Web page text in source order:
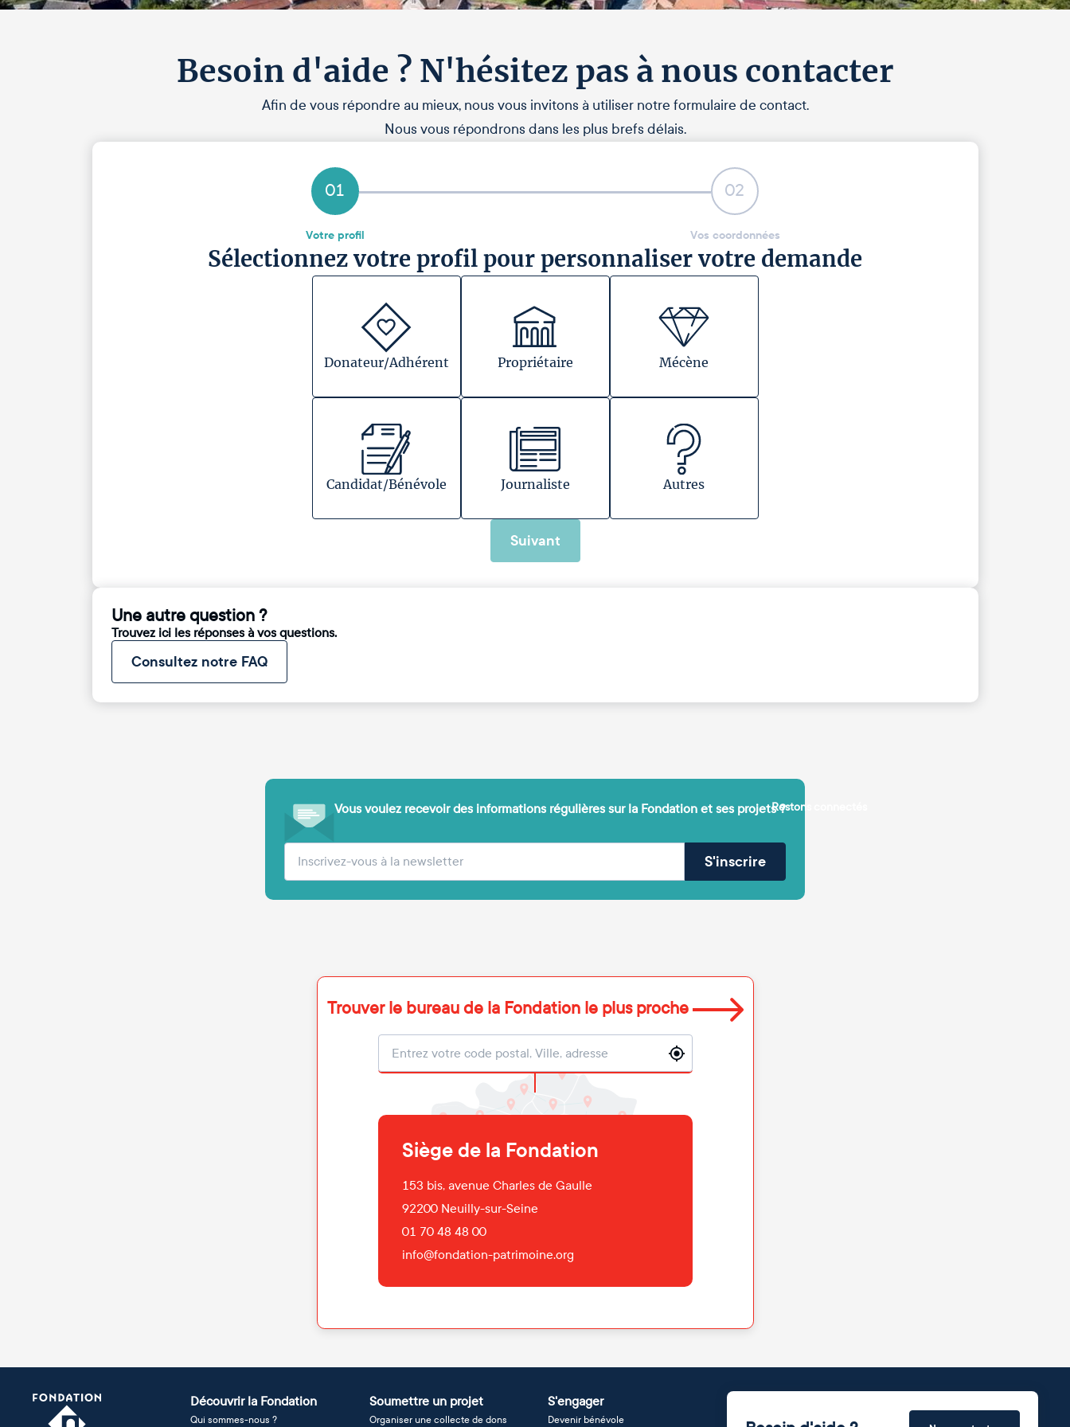
Besoin d'aide ? N'hésitez pas à nous contacter
Afin de vous répondre au mieux, nous vous invitons à utiliser notre formulaire de contact.
Nous vous répondrons dans les plus brefs délais.
01
Votre profil
02
Vos coordonnées
Sélectionnez votre profil pour personnaliser votre demande
Donateur/Adhérent Propriétaire Mécène
Candidat/Bénévole Journaliste Autres
Suivant
Une autre question ?
Trouvez ici les réponses à vos questions.
Consultez notre FAQ
Vous voulez recevoir des informations régulières sur la Fondation et ses projets ?
Votre adresse e-mail (obligatoire) S'inscrire
Restons connectés
Trouver le bureau de la Fondation le plus proche
Localisation
Siège de la Fondation
153 bis, avenue Charles de Gaulle
92200 Neuilly-sur-Seine
01 70 48 48 00
info@fondation-patrimoine.org
Découvrir la Fondation
Qui sommes-nous ?
Soumettre un projet
Organiser une collecte de dons
S'engager
Devenir bénévole